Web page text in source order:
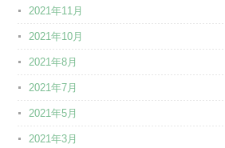
2021年11月
2021年10月
2021年8月
2021年7月
2021年5月
2021年3月